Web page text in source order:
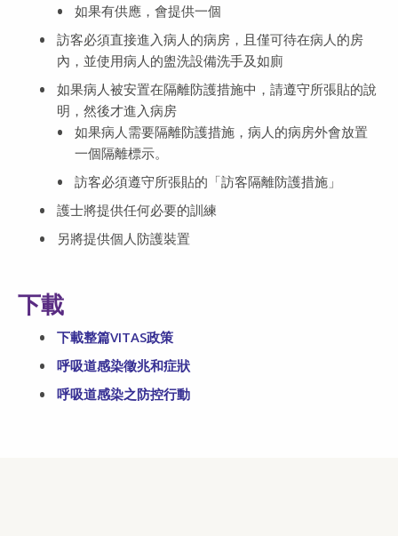
如果有供應，會提供一個
訪客必須直接進入病人的病房，且僅可待在病人的房
內，並使用病人的盥洗設備洗手及如廁
如果病人被安置在隔離防護措施中，請遵守所張貼的說
明，然後才進入病房
如果病人需要隔離防護措施，病人的病房外會放置
一個隔離標示。
訪客必須遵守所張貼的「訪客隔離防護措施」
護士將提供任何必要的訓練
另將提供個人防護裝置
下載
下載整篇VITAS政策
呼吸道感染徵兆和症狀​​​​​​​
呼吸道感染之防控行動